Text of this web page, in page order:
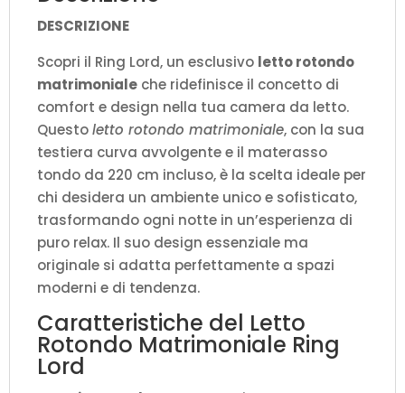
DESCRIZIONE
Scopri il Ring Lord, un esclusivo letto rotondo
matrimoniale che ridefinisce il concetto di
comfort e design nella tua camera da letto.
Questoletto rotondo matrimoniale, con la sua
testiera curva avvolgente e il materasso
tondo da 220 cm incluso, è la scelta ideale per
chi desidera un ambiente unico e sofisticato,
trasformando ogni notte in un’esperienza di
puro relax. Il suo design essenziale ma
originale si adatta perfettamente a spazi
moderni e di tendenza.
Caratteristiche del Letto
Rotondo Matrimoniale Ring
Lord